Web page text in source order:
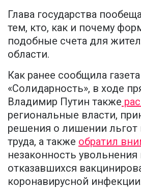
Глава государства
тем, кто, как и почему
подобные счета для
области.
Как ранее сообщила газета
«Солидарность», в ходе
Владимир Путин также
региональные власти,
решения о лишении льгот
труда, а также обратил
незаконность увольнения
отказавшихся
коронавирусной